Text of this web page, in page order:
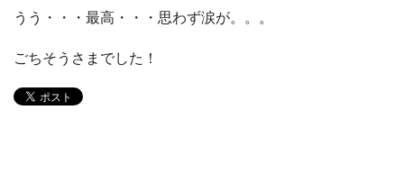
うう・・・最高・・・思わず涙が。。。
ごちそうさまでした！